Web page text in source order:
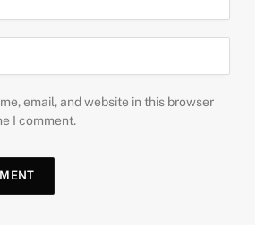
email, and website in this browser
I comment.